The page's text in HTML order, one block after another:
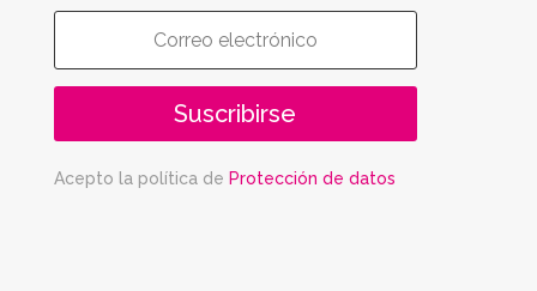
Suscribirse
Acepto la política de Protección de datos